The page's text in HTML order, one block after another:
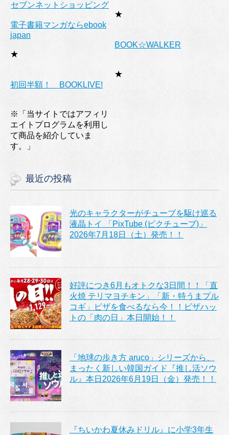
セブンネットショッピング
★
電子書籍マンガならebook
japan
★
BOOK☆WALKER
★
初回半額！ BOOKLIVE!
※「当サイトではアフィリ
エイトプログラムを利用し
て商品を紹介していま
す。」
最近の投稿
光のキャラクターがチューブを駆け巡る
液晶トイ 「PixTube (ピクチューブ)」
2026年7月18日（土）発売！！
好評につき6月もオトクな3日間！！「直
火焼 テリマヨチキン」「新・特うまプル
コギ」ピザを食べるなら今！！ピザハッ
トの「肉の日」本日開始！！
「地球の歩き方 aruco」シリーズから、
まったく新しい韓国ガイド『推し活ソウ
ル』本日2026年6月19日（金）発売！！
『ちいかわ夏休みドリル』に小学3年生